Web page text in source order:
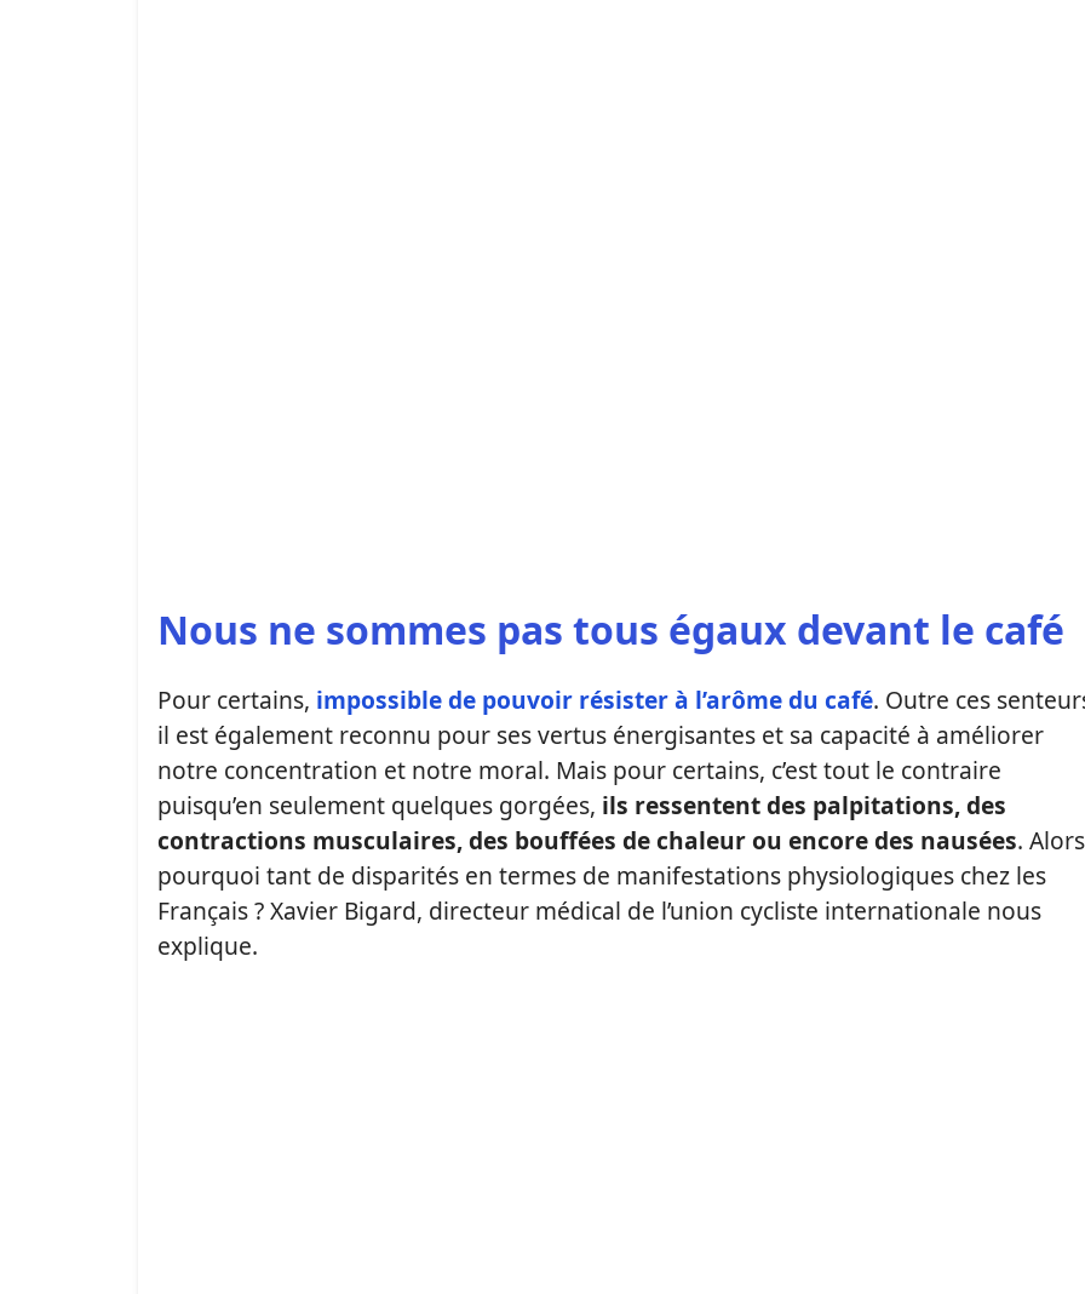
Nous ne sommes pas tous égaux devant le café
Pour certains, impossible de pouvoir résister à l’arôme du café. Outre ces
il est également reconnu pour ses vertus énergisantes et sa capacité à améliorer
notre concentration et notre moral. Mais pour certains, c’est tout le contraire
puisqu’en seulement quelques gorgées, ils ressentent des palpitations, des
contractions musculaires, des bouffées de chaleur ou encore des nausées. Alors
pourquoi tant de disparités en termes de manifestations physiologiques chez les
Français ? Xavier Bigard, directeur médical de l’union cycliste internationale nous
explique.